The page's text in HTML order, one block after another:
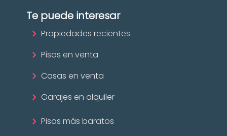
Te puede interesar
Propiedades recientes
Pisos en venta
Casas en venta
Garajes en alquiler
Pisos más baratos